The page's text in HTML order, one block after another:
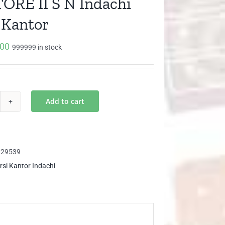
999999 in stock
Add to cart
Kantor Indachi